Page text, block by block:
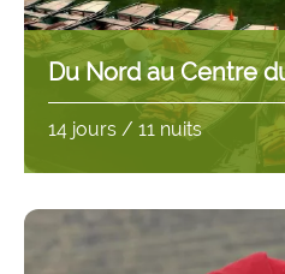
Du Nord au Centre
14 jours / 11 nuits